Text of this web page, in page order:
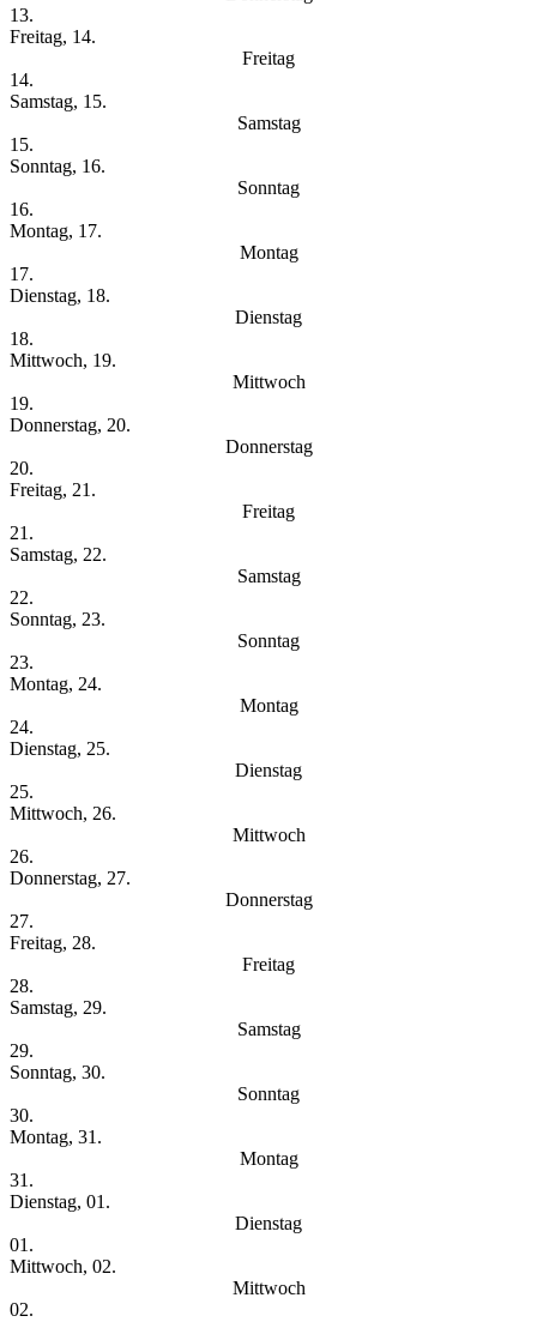
13.
Freitag, 14.
Freitag
14.
Samstag, 15.
Samstag
15.
Sonntag, 16.
Sonntag
16.
Montag, 17.
Montag
17.
Dienstag, 18.
Dienstag
18.
Mittwoch, 19.
Mittwoch
19.
Donnerstag, 20.
Donnerstag
20.
Freitag, 21.
Freitag
21.
Samstag, 22.
Samstag
22.
Sonntag, 23.
Sonntag
23.
Montag, 24.
Montag
24.
Dienstag, 25.
Dienstag
25.
Mittwoch, 26.
Mittwoch
26.
Donnerstag, 27.
Donnerstag
27.
Freitag, 28.
Freitag
28.
Samstag, 29.
Samstag
29.
Sonntag, 30.
Sonntag
30.
Montag, 31.
Montag
31.
Dienstag, 01.
Dienstag
01.
Mittwoch, 02.
Mittwoch
02.